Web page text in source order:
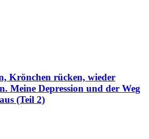
Krönchen rücken, wieder
Meine Depression und der Weg
(Teil 2)